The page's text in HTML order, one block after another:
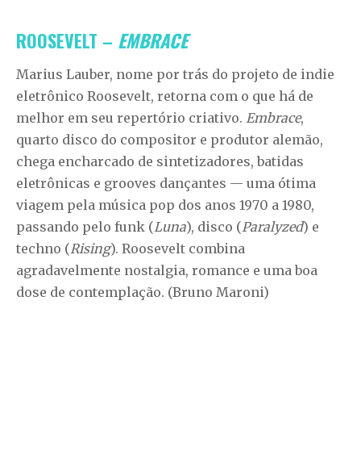
ROOSEVELT – EMBRACE
Marius Lauber, nome por trás do projeto de indie
eletrônico Roosevelt, retorna com o que há de
melhor em seu repertório criativo. Embrace,
quarto disco do compositor e produtor alemão,
chega encharcado de sintetizadores, batidas
eletrônicas e grooves dançantes — uma ótima
viagem pela música pop dos anos 1970 a 1980,
passando pelo funk (Luna), disco (Paralyzed) e
techno (Rising). Roosevelt combina
agradavelmente nostalgia, romance e uma boa
dose de contemplação. (Bruno Maroni)